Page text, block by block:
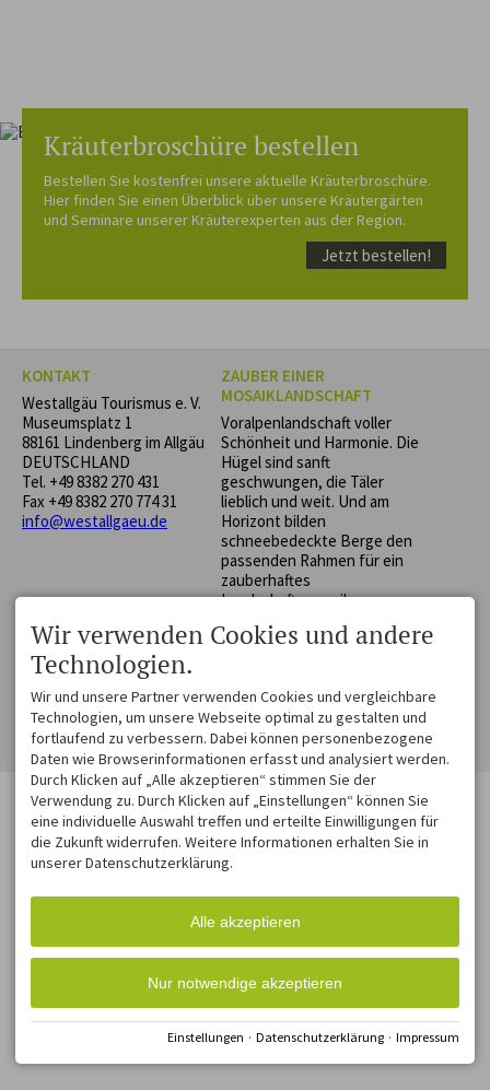
Kräuterbroschüre bestellen
Bestellen Sie kostenfrei unsere aktuelle Kräuterbroschüre.
Hier finden Sie einen Überblick über unsere Kräutergärten
und Seminare unserer Kräuterexperten aus der Region.
Jetzt bestellen!
KONTAKT
Westallgäu Tourismus e. V.
Museumsplatz 1
88161 Lindenberg im Allgäu
DEUTSCHLAND
Tel. +49 8382 270 431
Fax +49 8382 270 774 31
info@westallgaeu.de
ZAUBER EINER
MOSAIKLANDSCHAFT
Voralpenlandschaft voller
Schönheit und Harmonie. Die
Hügel sind sanft
geschwungen, die Täler
lieblich und weit. Und am
Horizont bilden
schneebedeckte Berge den
passenden Rahmen für ein
zauberhaftes
Landschaftsmosaik aus
Wäldern, malerischen
ImpressumDatenschutzBarrierefreiheitCookie-Einstellungen
Erstellt mitTramino
Wir verwenden Cookies und andere
Technologien.
Wir und unsere Partner verwenden Cookies und vergleichbare
Technologien, um unsere Webseite optimal zu gestalten und
fortlaufend zu verbessern. Dabei können personenbezogene
Daten wie Browserinformationen erfasst und analysiert werden.
Durch Klicken auf „Alle akzeptieren“ stimmen Sie der
Verwendung zu. Durch Klicken auf „Einstellungen“ können Sie
eine individuelle Auswahl treffen und erteilte Einwilligungen für
die Zukunft widerrufen. Weitere Informationen erhalten Sie in
unserer Datenschutzerklärung.
Alle akzeptieren
Nur notwendige akzeptieren
Einstellungen · Datenschutzerklärung · Impressum